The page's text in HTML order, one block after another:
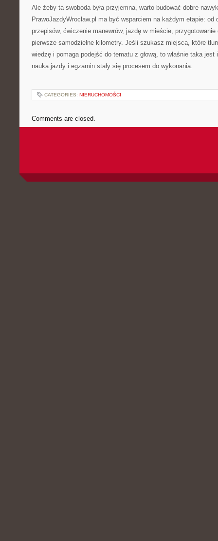
Ale żeby ta swoboda była przyjemna, warto budować dobre
PrawoJazdyWroclaw.pl ma być wsparciem na każdym etapie:
przepisów, ćwiczenie manewrów, jazdę w mieście,
pierwsze samodzielne kilometry. Jeśli szukasz miejsca, które
wiedzę i pomaga podejść do tematu z głową, to właśnie taka
nauka jazdy i egzamin stały się procesem do wykonania.
CATEGORIES: NIERUCHOMOŚCI
Comments are closed.